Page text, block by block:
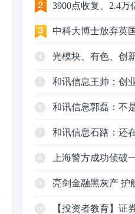
3900点收复、2.4万
涨停！8月行情变了
中科大博士放弃英
量子芯片，要IPO了
光模块、有色、创
本周A股画风突变你
5 和讯信息王帅：创
50VS银行，底部区
和讯信息郭磊：不
型都是顶底！
7 和讯信息石路：还
吗？
上海警方成功侦破
法代理维权敲诈勒
亮剑金融黑灰产 护
——上海普陀严打“
【投资者教育】证